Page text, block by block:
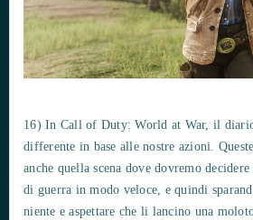
16) In Call of Duty: World at War, il
differente in base alle nostre azioni.
anche quella scena dove dovremo
di guerra in modo veloce, e quindi
niente e aspettare che li lancino una